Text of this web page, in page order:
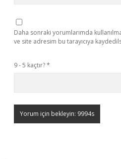
Daha sonraki yorumlarımda
ve site adresim bu tarayıcıya
9 - 5 kaçtır?*